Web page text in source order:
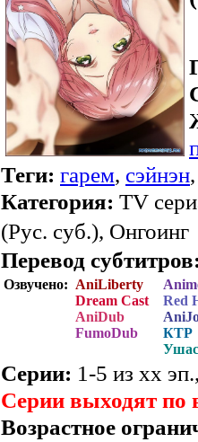
Теги: гарем, сэйнэн
Категория: TV
(Рус. суб.), Онгоинг
Перевод
Озвучено: AniLiberty
Dream Cast
AniDub
FumoDub
Red
КТР
Серии: 1-5 из хх
Серии выходят по
Возрастное